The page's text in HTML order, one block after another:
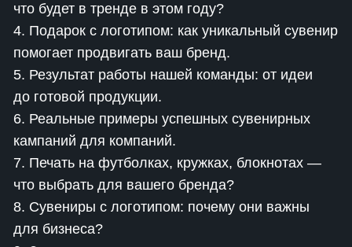
что будет в тренде в этом году?
4. Подарок с логотипом: как уникальный сувенир
помогает продвигать ваш бренд.
5. Результат работы нашей команды: от идеи
до готовой продукции.
6. Реальные примеры успешных сувенирных
кампаний для компаний.
7. Печать на футболках, кружках, блокнотах —
что выбрать для вашего бренда?
8. Сувениры с логотипом: почему они важны
для бизнеса?